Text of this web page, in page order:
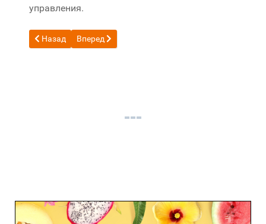
управления.
Предыдущий: Обзор новшеств Ubuntu 11.04
Назад Следующий: Обзор ноутбука Toshiba Satellite Pro
Вперед